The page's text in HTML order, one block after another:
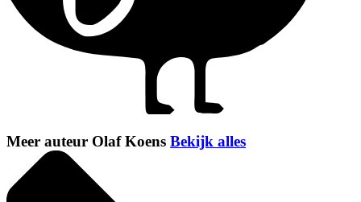
Meer auteur Olaf Koens Bekijk alles